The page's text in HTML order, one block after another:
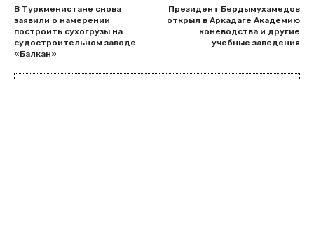
В Туркменистане снова
заявили о намерении
построить сухогрузы на
судостроительном заводе
«Балкан»
Президент Бердымухамедов
открыл в Аркадаге Академию
коневодства и другие
учебные заведения